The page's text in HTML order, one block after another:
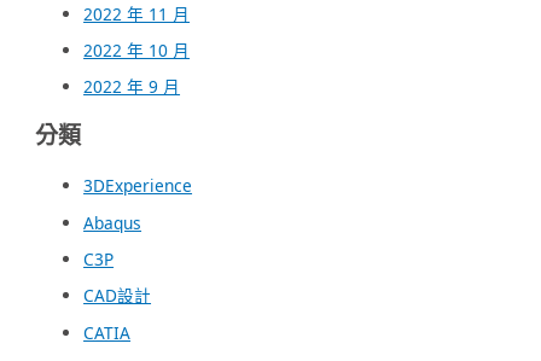
2022 年 11 月
2022 年 10 月
2022 年 9 月
分類
3DExperience
Abaqus
C3P
CAD設計
CATIA